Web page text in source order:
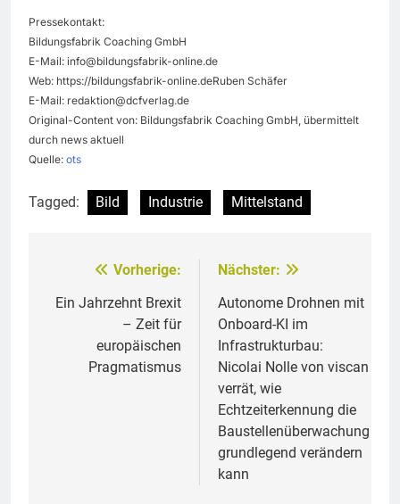
Pressekontakt:
Bildungsfabrik Coaching GmbH
E-Mail: info@bildungsfabrik-online.de
Web: https://bildungsfabrik-online.deRuben Schäfer
E-Mail: redaktion@dcfverlag.de
Original-Content von: Bildungsfabrik Coaching GmbH, übermittelt
durch news aktuell
Quelle: ots
Tagged: Bild Industrie Mittelstand
Beitragsnavigation
Vorherige:
Ein Jahrzehnt Brexit
– Zeit für
europäischen
Pragmatismus
Nächster:
Autonome Drohnen mit
Onboard-KI im
Infrastrukturbau:
Nicolai Nolle von viscan
verrät, wie
Echtzeiterkennung die
Baustellenüberwachung
grundlegend verändern
kann